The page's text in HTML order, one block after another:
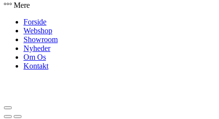
Mere
Forside
Webshop
Showroom
Nyheder
Om Os
Kontakt